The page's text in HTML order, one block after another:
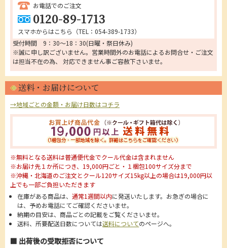
お電話でのご注文
0120-89-1713
スマホからはこちら（TEL：054-389-1733）
受付時間 9：30～18：30(日曜・祭日休み)
※誠に申し訳ございません。営業時間外のお電話によるお問合せ・ご注文
は担当不在の為、 対応できません事ご容赦下さいませ。
送料・お届けについて
→地域ごとの金額・お届け日数はコチラ
※無料となる送料は普通便代金でクール代金は含まれません
※お届け先１か所につき、19,000円ごと・１梱包100サイズ分まで
※沖縄・北海道のご注文とクール120サイズ15kg以上の場合は19,000円以
上でも一部ご負担いただきます
在庫がある商品は、通常1週間以内に発送いたします。お急ぎの場合に
は、予めお電話にてご確認くださいませ。
納期の目安は、商品ごとの記載をご覧くださいませ。
送料、所要配送日数については送料についてのページへ。
■ 出荷後の受取拒否について